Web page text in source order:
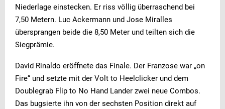
Niederlage einstecken. Er riss völlig überraschend bei
7,50 Metern. Luc Ackermann und Jose Miralles
übersprangen beide die 8,50 Meter und teilten sich die
Siegprämie.
David Rinaldo eröffnete das Finale. Der Franzose war „on
Fire“ und setzte mit der Volt to Heelclicker und dem
Doublegrab Flip to No Hand Lander zwei neue Combos.
Das bugsierte ihn von der sechsten Position direkt auf